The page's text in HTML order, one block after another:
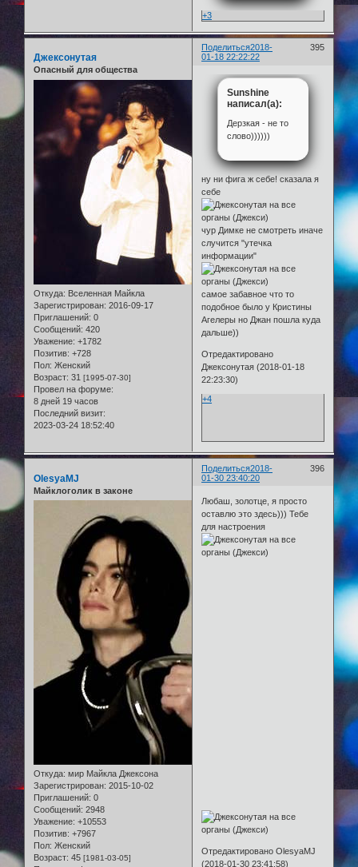
+3
Поделиться 395
2018-
01-18 22:22:22
Джексонутая
Опасный для общества
Откуда: Вселенная Майкла
Зарегистрирован: 2016-09-17
Приглашений: 0
Сообщений: 420
Уважение: +1782
Позитив: +728
Пол: Женский
Возраст: 31 [1995-07-30]
Провел на форуме:
8 дней 19 часов
Последний визит:
2023-03-24 18:52:40
Sunshine
написал(а):
Дерзкая - не то
слово))))))
ну ни фига ж себе! сказала я
себе
чур Димке не смотреть иначе
случится "утечка
информации"
самое забавное что то
подобное было у Кристины
Агелеры но Джан пошла куда
дальше))
Отредактировано
Джексонутая (2018-01-18
22:23:30)
+4
Поделиться 396
2018-
01-30 23:40:20
OlesyaMJ
Майклоголик в законе
Откуда: мир Майкла Джексона
Зарегистрирован: 2015-10-02
Приглашений: 0
Сообщений: 2948
Уважение: +10553
Позитив: +7967
Пол: Женский
Возраст: 45 [1981-03-05]
Любаш, золотце, я просто
оставлю это здесь))) Тебе
для настроения
Отредактировано OlesyaMJ
(2018-01-30 23:41:58)